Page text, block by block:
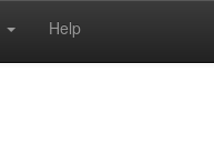
Help